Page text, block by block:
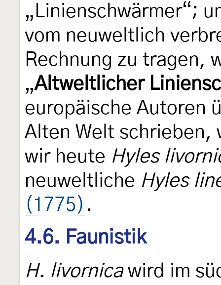
„Linienschwärmer“;
vom neuweltlich
Rechnung zu tragen,
„Altweltlicher
europäische Autoren
Alten Welt schrieben,
wir heute Hyles
neuweltliche Hyles
(1775) .
4.6. Faunistik
H. livornicawird im